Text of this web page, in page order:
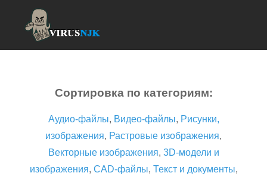
Сортировка по категориям:
Аудио-файлы, Видео-файлы, Рисунки,
изображения, Растровые изображения,
Векторные изображения, 3D-модели и
изображения, CAD-файлы, Текст и документы,